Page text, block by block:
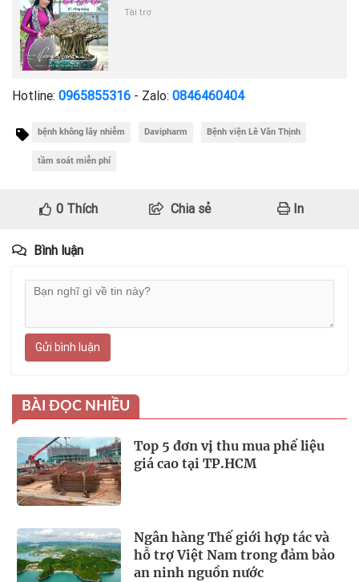
Tài trợ
Hotline: 0965855316 - Zalo: 0846460404
bệnh không lây nhiễm Davipharm Bệnh viện Lê Văn Thịnh
tầm soát miễn phí
0Thích Chia sẻ In
Bình luận
Gửi bình luận
BÀI ĐỌC NHIỀU
Top 5 đơn vị thu mua phế liệu
giá cao tại TP.HCM
Ngân hàng Thế giới hợp tác và
hỗ trợ Việt Nam trong đảm bảo
an ninh nguồn nước